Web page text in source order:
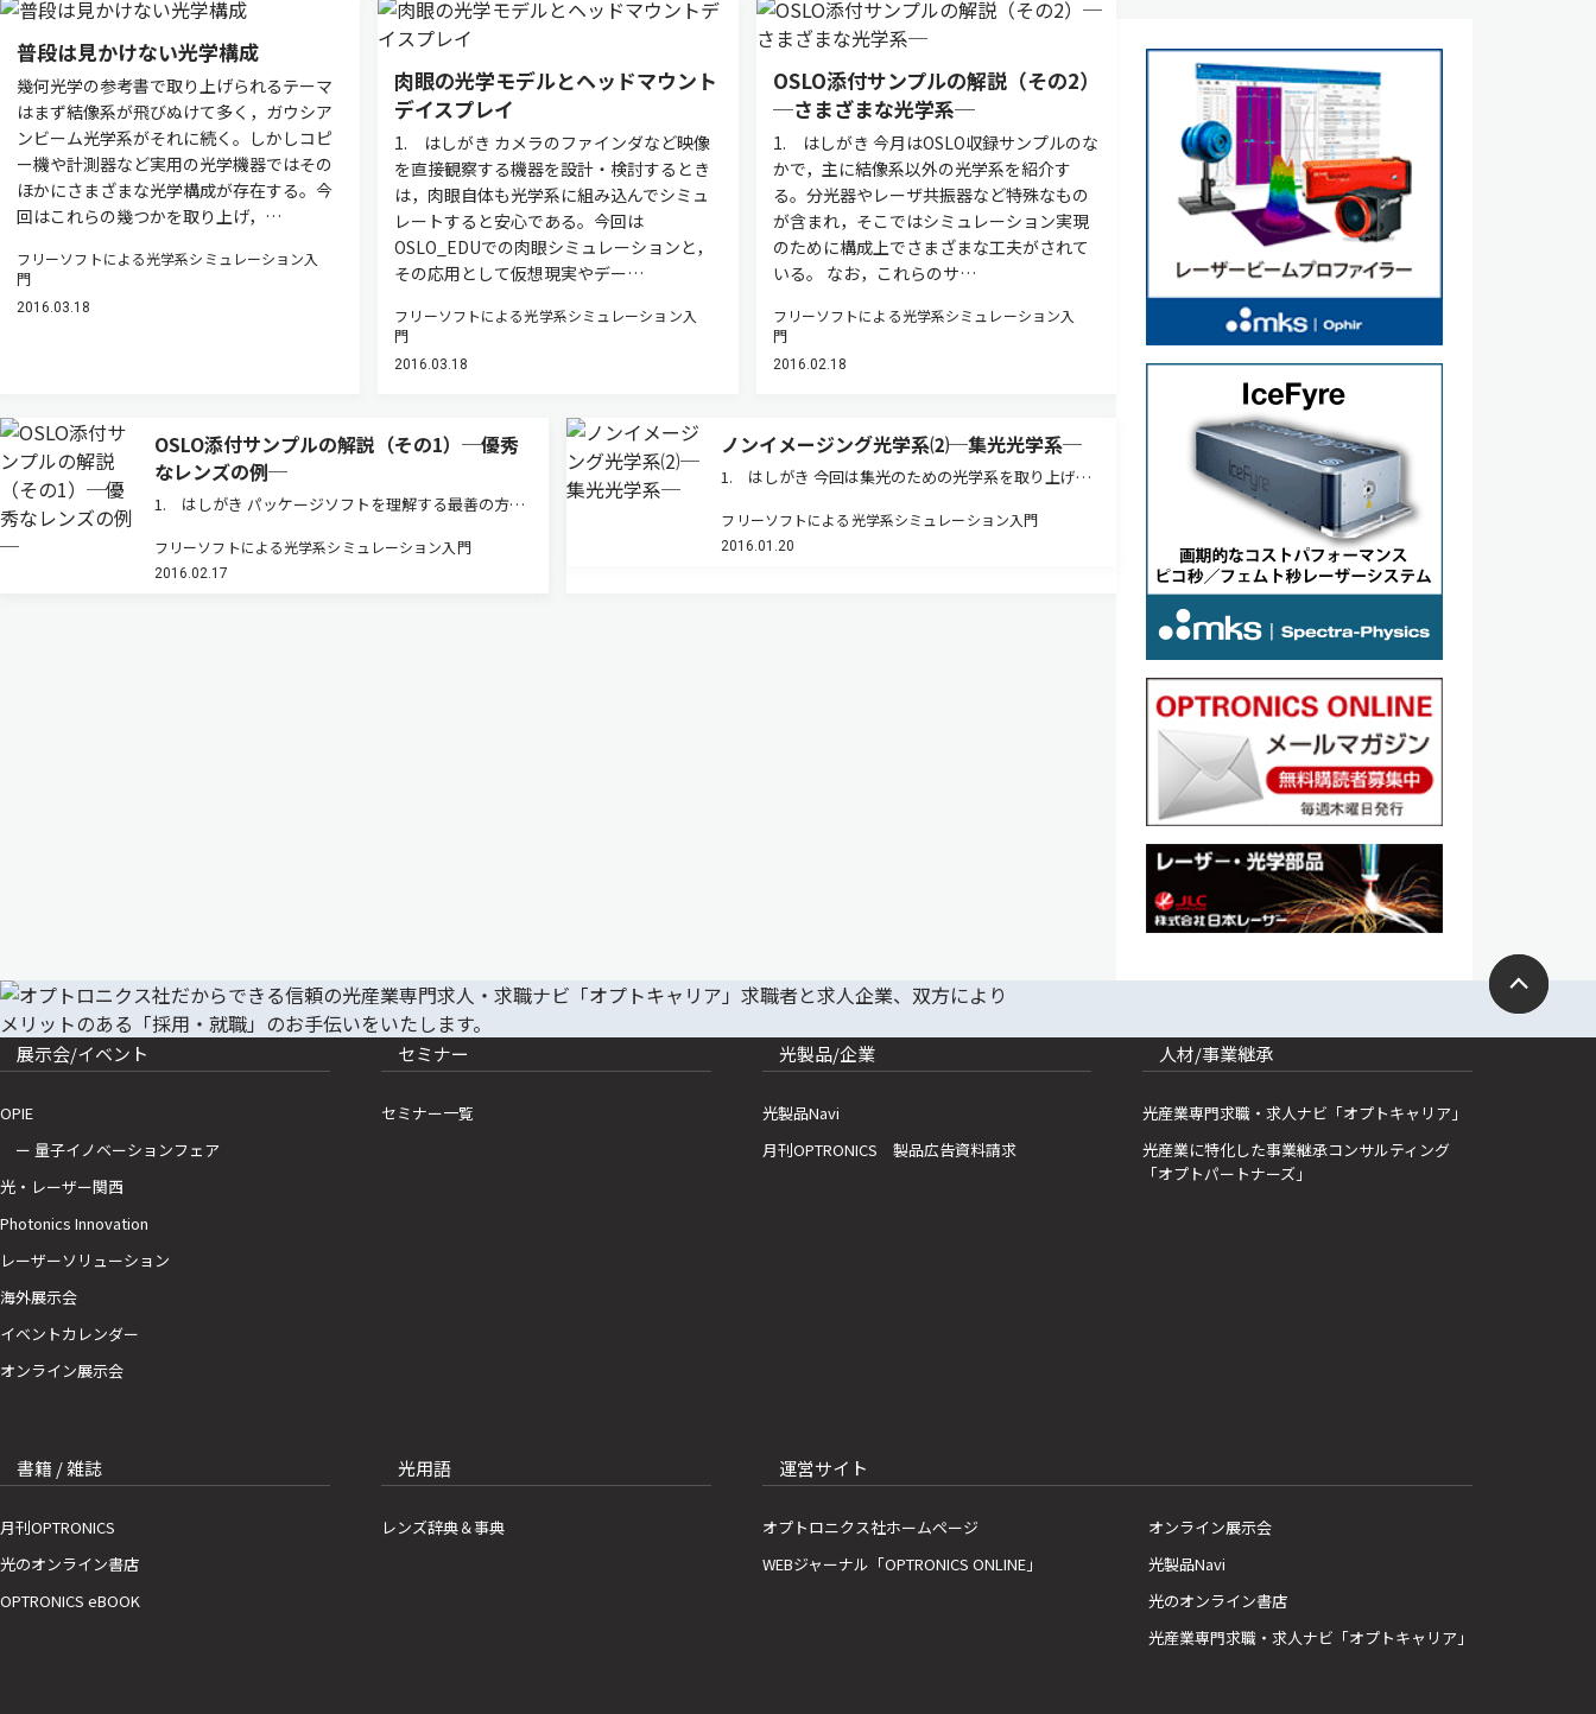
普段は見かけない光学構成
幾何光学の参考書で取り上げられるテーマ
はまず結像系が飛びぬけて多く，ガウシア
ンビーム光学系がそれに続く。しかしコピ
ー機や計測器など実用の光学機器ではその
ほかにさまざまな光学構成が存在する。今
回はこれらの幾つかを取り上げ，…
フリーソフトによる光学系シミュレーション入
門
2016.03.18
肉眼の光学モデルとヘッドマウント
デイスプレイ
1. はしがき カメラのファインダなど映像
を直接観察する機器を設計・検討するとき
は，肉眼自体も光学系に組み込んでシミュ
レートすると安心である。今回は
OSLO_EDUでの肉眼シミュレーションと，
その応用として仮想現実やデー…
フリーソフトによる光学系シミュレーション入
門
2016.03.18
OSLO添付サンプルの解説（その2）
─さまざまな光学系─
1. はしがき 今月はOSLO収録サンプルのな
かで，主に結像系以外の光学系を紹介す
る。分光器やレーザ共振器など特殊なもの
が含まれ，そこではシミュレーション実現
のために構成上でさまざまな工夫がされて
いる。 なお，これらのサ…
フリーソフトによる光学系シミュレーション入
門
2016.02.18
OSLO添付サンプルの解説（その1）─優秀
なレンズの例─
1. はしがき パッケージソフトを理解する最善の方法
ある。また，自己の設計目的に類似したサンプルを見
つければ，それを修正するだけで効率よく目標を達成
フリーソフトによる光学系シミュレーション入門
2016.02.17
ノンイメージング光学系⑵─集光光学系─
1. はしがき 今回は集光のための光学系を取り上げ
乱光の集光系では画角の広さと一定面積に入射する総
光量が重要で，結像性能は問題にならない。なお，太
フリーソフトによる光学系シミュレーション入門
2016.01.20
展示会/イベント
OPIE
ー 量子イノベーションフェア
光・レーザー関西
Photonics Innovation
レーザーソリューション
海外展示会
イベントカレンダー
オンライン展示会
セミナー
セミナー一覧
光製品/企業
光製品Navi
月刊OPTRONICS 製品広告資料請求
人材/事業継承
光産業専門求職・求人ナビ「オプトキャリア」
光産業に特化した事業継承コンサルティング
「オプトパートナーズ」
書籍 / 雑誌
月刊OPTRONICS
光のオンライン書店
OPTRONICS eBOOK
光用語
レンズ辞典＆事典
運営サイト
オプトロニクス社ホームページ
WEBジャーナル「OPTRONICS ONLINE」
オンライン展示会
光製品Navi
光のオンライン書店
光産業専門求職・求人ナビ「オプトキャリア」